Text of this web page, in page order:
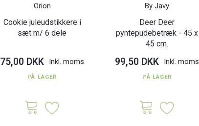
Orion
Cookie juleudstikkere i
sæt m/ 6 dele
75,00 DKK Inkl. moms
PÅ LAGER
By Javy
Deer Deer
pyntepudebetræk - 45 x
45 cm.
99,50 DKK Inkl. moms
PÅ LAGER